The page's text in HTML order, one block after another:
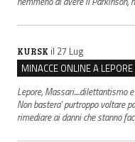
KURSK il 27 Lug
Lepore, Massari....dilettantismo
Non bastera' purtroppo voltare
rimediare ai danni che stanno